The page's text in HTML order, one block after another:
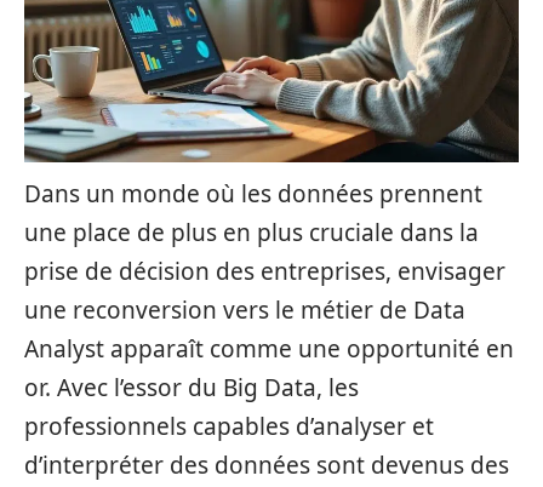
Dans un monde où les données prennent
une place de plus en plus cruciale dans la
prise de décision des entreprises, envisager
une reconversion vers le métier de Data
Analyst apparaît comme une opportunité en
or. Avec l’essor du Big Data, les
professionnels capables d’analyser et
d’interpréter des données sont devenus des